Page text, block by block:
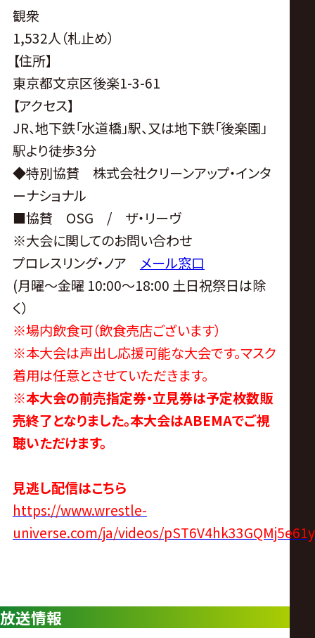
観衆
1,532人（札止め）
【住所】
東京都文京区後楽1-3-61
【アクセス】
JR、地下鉄「水道橋」駅、又は地下鉄「後楽園」
駅より徒歩3分
◆特別協賛 株式会社クリーンアップ・インタ
ーナショナル
■協賛 OSG / ザ・リーヴ
※大会に関してのお問い合わせ
プロレスリング・ノア メール窓口
(月曜〜金曜 10:00〜18:00 土日祝祭日は除
く）
※場内飲食可（飲食売店ございます）
※本大会は声出し応援可能な大会です。マスク
着用は任意とさせていただきます。
※本大会の前売指定券・立見券は予定枚数販
売終了となりました。本大会はABEMAでご視
聴いただけます。
見逃し配信はこちら
https://www.wrestle-
universe.com/ja/videos/
放送情報